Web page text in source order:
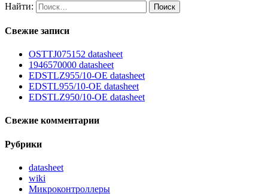
Найти:
Свежие записи
OSTTJ075152 datasheet
1946570000 datasheet
EDSTLZ955/10-OE datasheet
EDSTL955/10-OE datasheet
EDSTLZ950/10-OE datasheet
Свежие комментарии
Рубрики
datasheet
wiki
Микроконтроллеры